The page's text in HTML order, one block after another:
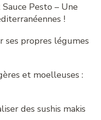
Pesto – Une
!
ses propres légumes
et moelleuses :
des sushis makis